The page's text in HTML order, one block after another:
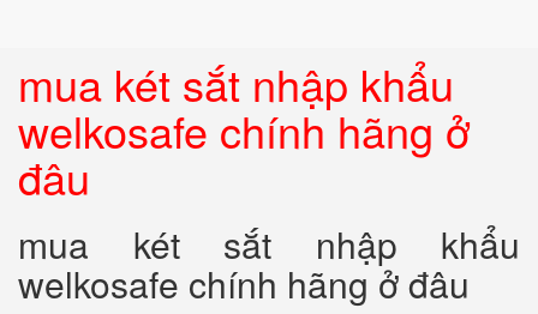
mua két sắt nhập khẩu
welkosafe chính hãng ở
đâu
mua két sắt nhập khẩu
welkosafe chính hãng ở đâu